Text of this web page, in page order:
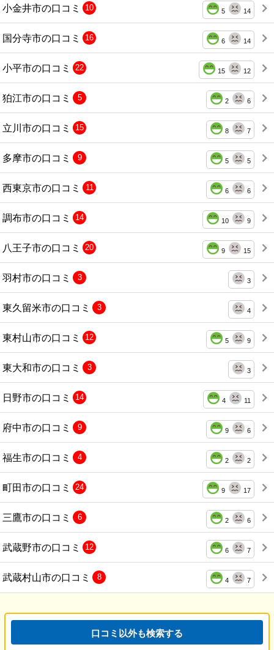
小金井市の口コミ 5 14
10
国分寺市の口コミ 6 14
16
小平市の口コミ 15 12
22
狛江市の口コミ 2 6
5
立川市の口コミ 8 7
15
多摩市の口コミ 5 5
9
西東京市の口コミ 6 6
11
調布市の口コミ 10 9
14
八王子市の口コミ 9 15
20
羽村市の口コミ 3
3
東久留米市の口コミ 4
3
東村山市の口コミ 5 9
12
東大和市の口コミ 3
3
日野市の口コミ 4 11
14
府中市の口コミ 9 6
9
福生市の口コミ 2 2
4
町田市の口コミ 9 17
24
三鷹市の口コミ 2 6
6
武蔵野市の口コミ 6 7
12
武蔵村山市の口コミ 4 7
8
口コミ以外も検索する